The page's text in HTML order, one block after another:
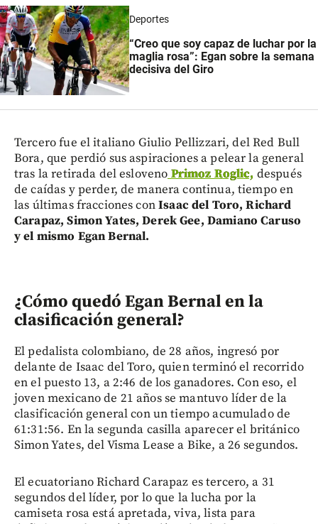
Deportes
“Creo que soy capaz de luchar por la
maglia rosa”: Egan sobre la semana
decisiva del Giro
Tercero fue el italiano Giulio Pellizzari, del Red Bull
Bora, que perdió sus aspiraciones a pelear la general
tras la retirada del esloveno Primoz Roglic, después
de caídas y perder, de manera continua, tiempo en
las últimas fracciones conIsaac del Toro, Richard
Carapaz, Simon Yates, Derek Gee, Damiano Caruso
y el mismo Egan Bernal.
¿Cómo quedó Egan Bernal en la
clasificación general?
El pedalista colombiano, de 28 años, ingresó por
delante de Isaac del Toro, quien terminó el recorrido
en el puesto 13, a 2:46 de los ganadores. Con eso, el
joven mexicano de 21 años se mantuvo líder de la
clasificación general con un tiempo acumulado de
61:31:56. En la segunda casilla aparecer el británico
Simon Yates, del Visma Lease a Bike, a 26 segundos.
El ecuatoriano Richard Carapaz es tercero, a 31
segundos del líder, por lo que la lucha por la
camiseta rosa está apretada, viva, lista para